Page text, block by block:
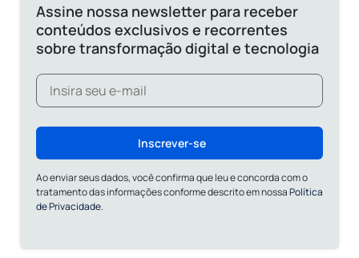
Assine nossa newsletter para receber
conteúdos exclusivos e recorrentes
sobre transformação digital e tecnologia
Inscrever-se
Ao enviar seus dados, você confirma que leu e concorda com o
tratamento das informações conforme descrito em nossaPolítica
de Privacidade.